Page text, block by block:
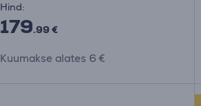
Hind:
179.99 €
Kuumakse alates 6 €